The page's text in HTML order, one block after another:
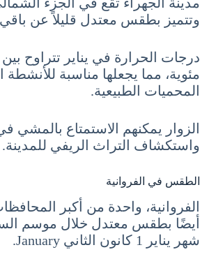
وتتميز بطقس معتدل قليلاً عن
مئوية، مما يجعلها مناسبة للأنشطة
المحميات الطبيعية.
الزوار يمكنهم الاستمتاع بالمشي
واستكشاف التراث الريفي للمدينة.
الطقس في الفروانية
الفروانية، واحدة من أكبر
أيضًا بطقس معتدل خلال موسم
شهر يناير 1 كانون الثاني January.